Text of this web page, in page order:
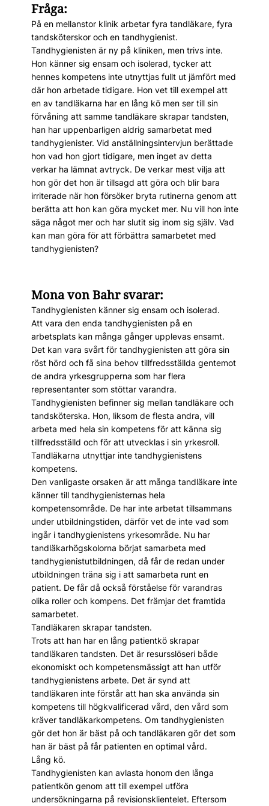
Fråga:
På en mellanstor klinik arbetar fyra tandläkare, fyra
tandsköterskor och en tandhygienist.
Tandhygienisten är ny på kliniken, men trivs inte.
Hon känner sig ensam och isolerad, tycker att
hennes kompetens inte utnyttjas fullt ut jämfört med
där hon arbetade tidigare. Hon vet till exempel att
en av tandläkarna har en lång kö men ser till sin
förvåning att samme tandläkare skrapar tandsten,
han har uppenbarligen aldrig samarbetat med
tandhygienister. Vid anställningsintervjun berättade
hon vad hon gjort tidigare, men inget av detta
verkar ha lämnat avtryck. De verkar mest vilja att
hon gör det hon är tillsagd att göra och blir bara
irriterade när hon försöker bryta rutinerna genom att
berätta att hon kan göra mycket mer. Nu vill hon inte
säga något mer och har slutit sig inom sig själv. Vad
kan man göra för att förbättra samarbetet med
tandhygienisten?
Mona von Bahr svarar:
Tandhygienisten känner sig ensam och isolerad.
Att vara den enda tandhygienisten på en
arbetsplats kan många gånger upplevas ensamt.
Det kan vara svårt för tandhygienisten att göra sin
röst hörd och få sina behov tillfredsställda gentemot
de andra yrkesgrupperna som har flera
representanter som stöttar varandra.
Tandhygienisten befinner sig mellan tandläkare och
tandsköterska. Hon, liksom de flesta andra, vill
arbeta med hela sin kompetens för att känna sig
tillfredsställd och för att utvecklas i sin yrkesroll.
Tandläkarna utnyttjar inte tandhygienistens
kompetens.
Den vanligaste orsaken är att många tandläkare inte
känner till tandhygienisternas hela
kompetensområde. De har inte arbetat tillsammans
under utbildningstiden, därför vet de inte vad som
ingår i tandhygienistens yrkesområde. Nu har
tandläkarhögskolorna börjat samarbeta med
tandhygienistutbildningen, då får de redan under
utbildningen träna sig i att samarbeta runt en
patient. De får då också förståelse för varandras
olika roller och kompens. Det främjar det framtida
samarbetet.
Tandläkaren skrapar tandsten.
Trots att han har en lång patientkö skrapar
tandläkaren tandsten. Det är resursslöseri både
ekonomiskt och kompetensmässigt att han utför
tandhygienistens arbete. Det är synd att
tandläkaren inte förstår att han ska använda sin
kompetens till högkvalificerad vård, den vård som
kräver tandläkarkompetens. Om tandhygienisten
gör det hon är bäst på och tandläkaren gör det som
han är bäst på får patienten en optimal vård.
Lång kö.
Tandhygienisten kan avlasta honom den långa
patientkön genom att till exempel utföra
undersökningarna på revisionsklientelet. Eftersom